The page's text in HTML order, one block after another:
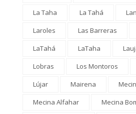
La Taha
La Tahá
Laroles
Las Barreras
LaTahá
LaTaha
Lobras
Los Montoros
Lújar
Mairena
Mecina Alfahar
Mecina